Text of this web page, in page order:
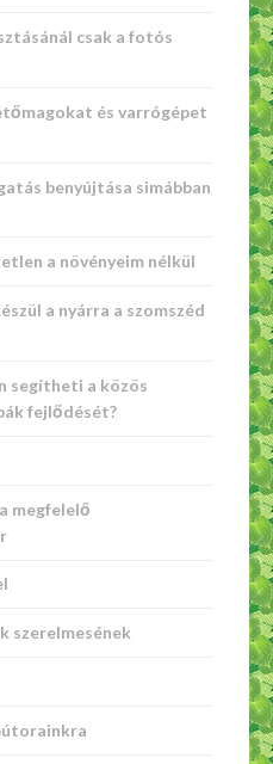
csak a fotós
és varrógépet
benyújtása simábban
a növényeim nélkül
a nyárra a szomszéd
segítheti a közös
fejlődését?
megfelelő
szerelmesének